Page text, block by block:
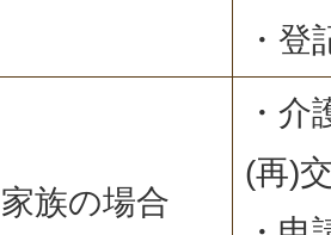
・
族の場合
・
(再)